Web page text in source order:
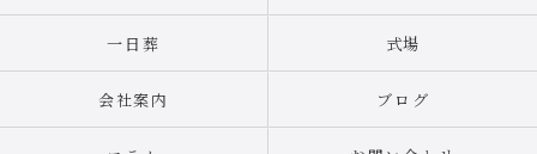
一日葬 式場
会社案内 ブログ